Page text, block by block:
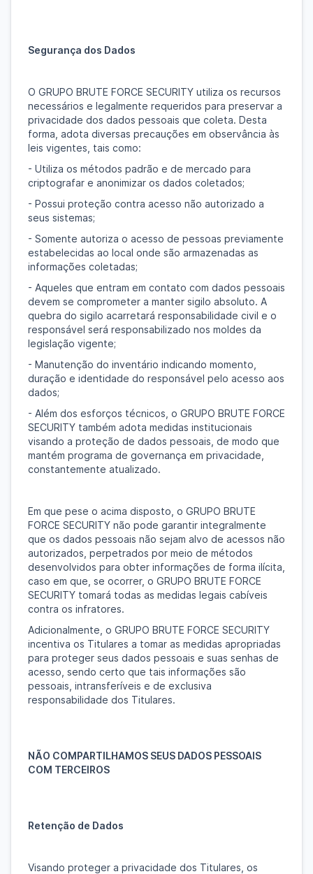
Segurança dos Dados
O GRUPO BRUTE FORCE SECURITY utiliza os recursos
necessários e legalmente requeridos para preservar a
privacidade dos dados pessoais que coleta. Desta
forma, adota diversas precauções em observância às
leis vigentes, tais como:
- Utiliza os métodos padrão e de mercado para
criptografar e anonimizar os dados coletados;
- Possui proteção contra acesso não autorizado a
seus sistemas;
- Somente autoriza o acesso de pessoas previamente
estabelecidas ao local onde são armazenadas as
informações coletadas;
- Aqueles que entram em contato com dados pessoais
devem se comprometer a manter sigilo absoluto. A
quebra do sigilo acarretará responsabilidade civil e o
responsável será responsabilizado nos moldes da
legislação vigente;
- Manutenção do inventário indicando momento,
duração e identidade do responsável pelo acesso aos
dados;
- Além dos esforços técnicos, o GRUPO BRUTE FORCE
SECURITY também adota medidas institucionais
visando a proteção de dados pessoais, de modo que
mantém programa de governança em privacidade,
constantemente atualizado.
Em que pese o acima disposto, o GRUPO BRUTE
FORCE SECURITY não pode garantir integralmente
que os dados pessoais não sejam alvo de acessos não
autorizados, perpetrados por meio de métodos
desenvolvidos para obter informações de forma ilícita,
caso em que, se ocorrer, o GRUPO BRUTE FORCE
SECURITY tomará todas as medidas legais cabíveis
contra os infratores.
Adicionalmente, o GRUPO BRUTE FORCE SECURITY
incentiva os Titulares a tomar as medidas apropriadas
para proteger seus dados pessoais e suas senhas de
acesso, sendo certo que tais informações são
pessoais, intransferíveis e de exclusiva
responsabilidade dos Titulares.
NÃO COMPARTILHAMOS SEUS DADOS PESSOAIS
COM TERCEIROS
Retenção de Dados
Visando proteger a privacidade dos Titulares, os